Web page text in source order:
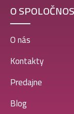
O
O nás
Kontakty
Predajne
Blog